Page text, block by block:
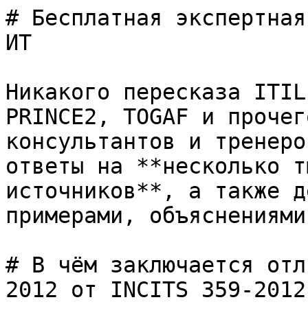
# Бесплатная
ИТ
Никакого пересказа
PRINCE2, TOGAF и
консультантов и
ответы на **несколько
источников**, а также
примерами,
# В чём заключается
2012 от INCITS 359-